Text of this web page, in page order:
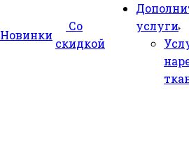
Новинки
Со
скидкой
услуги